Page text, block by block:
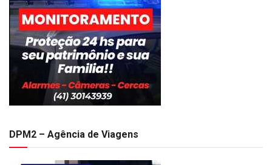
DPM2 – Agência de Viagens